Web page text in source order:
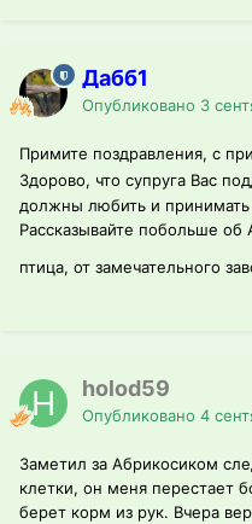
Дабб1
Опубликовано 3
Примите поздравления, с
Здорово, что супруга Вас
должны любить и принимать
Рассказывайте побольше об
птица, от замечательного
holod59
Опубликовано 4
Заметил за Абрикосиком
клетки, он меня перестает
берет корм из рук. Вчера